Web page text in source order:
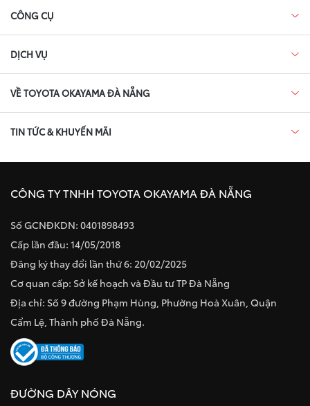
CÔNG CỤ
DỊCH VỤ
VỀ TOYOTA OKAYAMA ĐÀ NẴNG
TIN TỨC & KHUYẾN MÃI
CÔNG TY TNHH TOYOTA OKAYAMA ĐÀ NẴNG
Số GCNĐKDN: 0401898493
Cấp lần đầu: 14/05/2018
Đăng ký thay đổi lần thứ 6: 20/02/2025
Cơ quan cấp: Sở kế hoạch và Đầu tư TP Đà Nẵng
Địa chỉ: Số 9 đường Phạm Hùng, Phường Hoà Xuân, Quận
Cẩm Lệ, Thành phố Đà Nẵng.
ĐƯỜNG DÂY NÓNG